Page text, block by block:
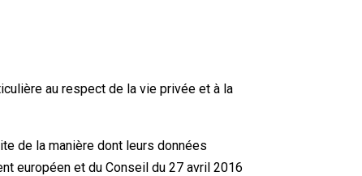
au respect de la vie privée et à la
de la manière dont leurs données
européen et du Conseil du 27 avril 2016